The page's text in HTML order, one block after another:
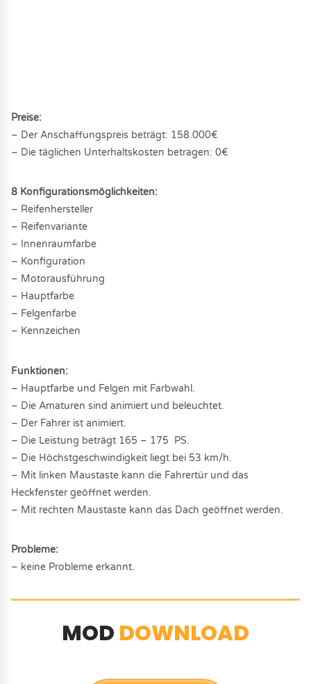
Preise:
– Der Anschaffungspreis beträgt: 158.000€
– Die täglichen Unterhaltskosten betragen: 0€
8 Konfigurationsmöglichkeiten:
– Reifenhersteller
– Reifenvariante
– Innenraumfarbe
– Konfiguration
– Motorausführung
– Hauptfarbe
– Felgenfarbe
– Kennzeichen
Funktionen:
– Hauptfarbe und Felgen mit Farbwahl.
– Die Amaturen sind animiert und beleuchtet.
– Der Fahrer ist animiert.
– Die Leistung beträgt 165 – 175 PS.
– Die Höchstgeschwindigkeit liegt bei 53 km/h.
– Mit linken Maustaste kann die Fahrertür und das
Heckfenster geöffnet werden.
– Mit rechten Maustaste kann das Dach geöffnet werden.
Probleme:
– keine Probleme erkannt.
MOD DOWNLOAD